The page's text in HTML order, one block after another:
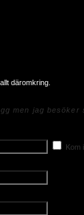
men jag
Kom